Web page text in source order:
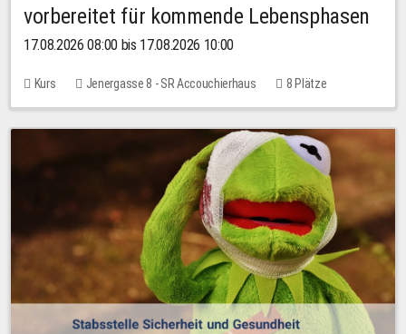
vorbereitet für kommende Lebensphasen
17.08.2026 08:00 bis 17.08.2026 10:00
Kurs Jenergasse 8 - SR Accouchierhaus 8 Plätze